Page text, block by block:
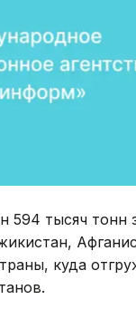
594 тысяч тонн
куда